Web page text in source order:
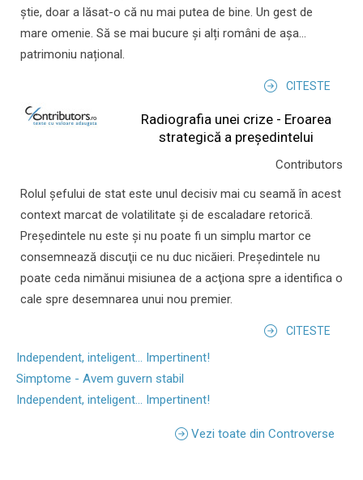
știe, doar a lăsat-o că nu mai putea de bine. Un gest de
mare omenie. Să se mai bucure și alți români de așa...
patrimoniu național.
CITESTE
Radiografia unei crize - Eroarea
strategică a președintelui
Contributors
Rolul şefului de stat este unul decisiv mai cu seamă în acest
context marcat de volatilitate şi de escaladare retorică.
Preşedintele nu este şi nu poate fi un simplu martor ce
consemnează discuţii ce nu duc nicăieri. Preşedintele nu
poate ceda nimănui misiunea de a acţiona spre a identifica o
cale spre desemnarea unui nou premier.
CITESTE
Independent, inteligent... Impertinent!
Simptome - Avem guvern stabil
Independent, inteligent... Impertinent!
Vezi toate din Controverse